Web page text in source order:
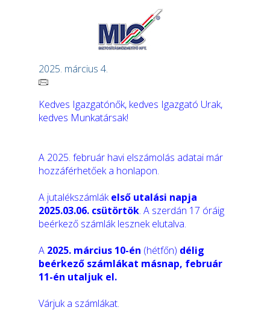
2025. március 4.
Kedves Igazgatónők, kedves Igazgató Urak,
kedves Munkatársak!
A 2025. február havi elszámolás adatai már
hozzáférhetőek a honlapon.
A jutalékszámlákelső utalási napja
2025.03.06. csütörtök. A szerdán 17 óráig
beérkező számlák lesznek elutalva.
A 2025. március 10-én (hétfőn) délig
beérkező számlákat másnap, február
11-én utaljuk el.
Várjuk a számlákat.